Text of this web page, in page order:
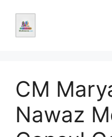
content
CM
Nawaz